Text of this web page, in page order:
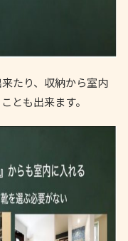
たり、収納から室内
とも出来ます。